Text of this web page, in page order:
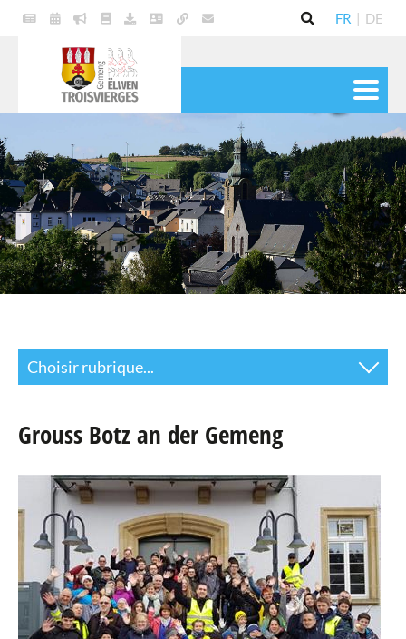
FR | DE
COMMUNE
SERVICES
VIE PRATIQUE
Choisir rubrique...
Agenda
eRaider
Publications
Annuaire
Téléchargements
Grouss Botz an der Gemeng